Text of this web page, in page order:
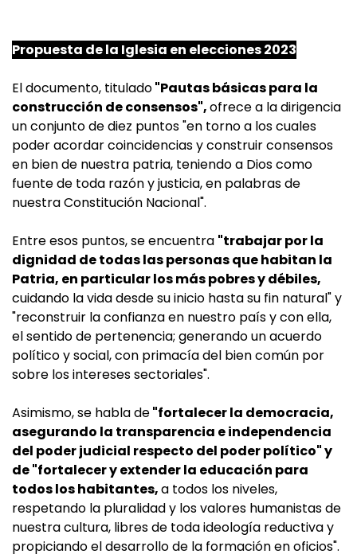
Propuesta de la Iglesia en elecciones 2023
El documento, titulado"Pautas básicas para la
construcción de consensos",ofrece a la dirigencia
un conjunto de diez puntos "en torno a los cuales
poder acordar coincidencias y construir consensos
en bien de nuestra patria, teniendo a Dios como
fuente de toda razón y justicia, en palabras de
nuestra Constitución Nacional".
Entre esos puntos, se encuentra "trabajar por la
dignidad de todas las personas que habitan la
Patria, en particular los más pobres y débiles,
cuidando la vida desde su inicio hasta su fin natural" y
"reconstruir la confianza en nuestro país y con ella,
el sentido de pertenencia; generando un acuerdo
político y social, con primacía del bien común por
sobre los intereses sectoriales".
Asimismo, se habla de"fortalecer la democracia,
asegurando la transparencia e independencia
del poder judicial respecto del poder político" y
de "fortalecer y extender la educación para
todos los habitantes,a todos los niveles,
respetando la pluralidad y los valores humanistas de
nuestra cultura, libres de toda ideología reductiva y
propiciando el desarrollo de la formación en oficios".